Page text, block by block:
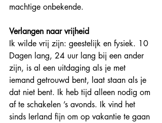
machtige onbekende.
Verlangen naar vrijheid
Ik wilde vrij zijn: geestelijk en fysiek. 10
Dagen lang, 24 uur lang bij een ander
zijn, is al een uitdaging als je met
iemand getrouwd bent, laat staan als je
dat niet bent. Ik heb tijd alleen nodig om
af te schakelen ’s avonds. Ik vind het
sinds Ierland fijn om op vakantie te gaan